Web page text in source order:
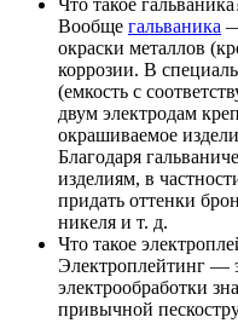
Что такое
Вообще гальваника
окраски металлов
коррозии. В
(емкость с
двум электродам
окрашиваемое
Благодаря
изделиям, в
придать оттенки
никеля и т. д.
Что такое
Электроплейтинг —
электрообработки
привычной